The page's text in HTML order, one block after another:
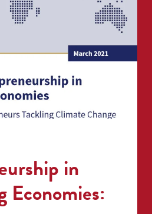
in
Economies: